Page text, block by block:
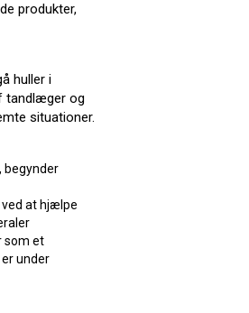
produkter,
huller i
tandlæger og
situationer.
begynder
ved at hjælpe
som et
under